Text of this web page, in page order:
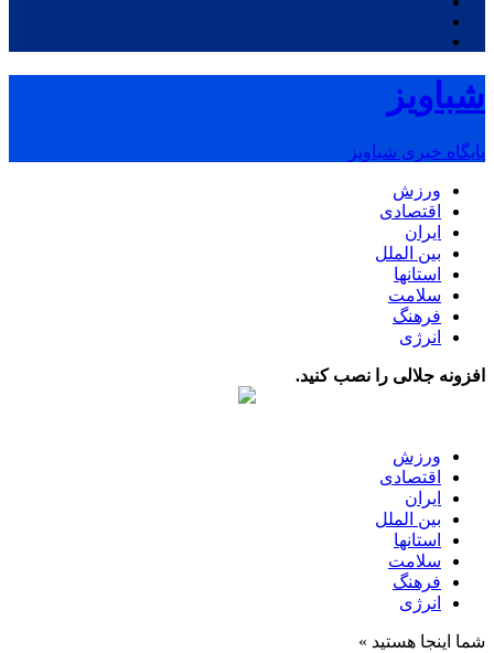
شباویز
پایگاه خبری شباویز
ورزش
اقتصادی
ایران
بین الملل
استانها
سلامت
فرهنگ
انرژی
افزونه جلالی را نصب کنید.
ورزش
اقتصادی
ایران
بین الملل
استانها
سلامت
فرهنگ
انرژی
شما اینجا هستید »